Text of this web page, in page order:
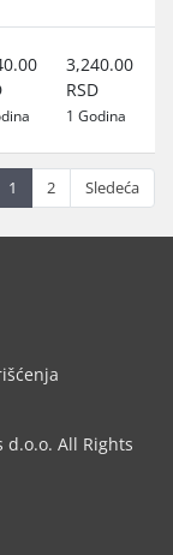
3,240.00
RSD
1 Godina
1 2 Sledeća
All Rights